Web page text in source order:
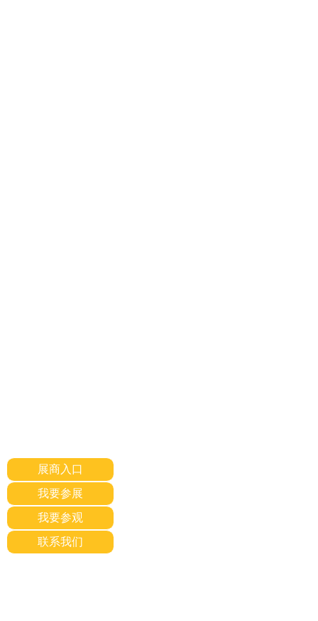
展商入口
我要参展
我要参观
联系我们